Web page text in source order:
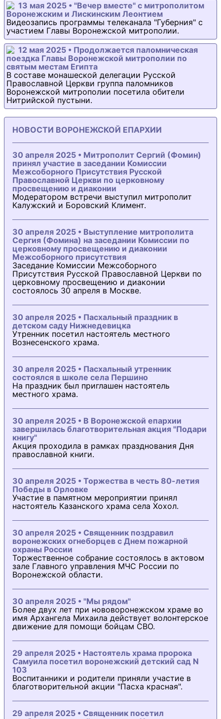
13 мая 2025 • "Вечер вместе" с митрополитом
Воронежским и Лискинским Леонтием
Видеозапись программы телеканала "Губерния" с
участием Главы Воронежской митрополии.
12 мая 2025 • Продолжается паломническая
поездка Главы Воронежской митрополии по
святым местам Египта
В составе монашеской делегации Русской
Православной Церкви группа паломников
Воронежской митрополии посетила обители
Нитрийской пустыни.
НОВОСТИ ВОРОНЕЖСКОЙ ЕПАРХИИ
30 апреля 2025 • Митрополит Сергий (Фомин)
принял участие в заседании Комиссии
Межсоборного Присутствия Русской
Православной Церкви по церковному
просвещению и диаконии
Модератором встречи выступил митрополит
Калужский и Боровский Климент.
30 апреля 2025 • Выступление митрополита
Сергия (Фомина) на заседании Комиссии по
церковному просвещению и диаконии
Межсоборного присутствия
Заседание Комиссии Межсоборного
Присутствия Русской Православной Церкви по
церковному просвещению и диаконии
состоялось 30 апреля в Москве.
30 апреля 2025 • Пасхальный праздник в
детском саду Нижнедевицка
Утренник посетил настоятель местного
Вознесенского храма.
30 апреля 2025 • Пасхальный утренник
состоялся в школе села Першино
На праздник был приглашен настоятель
местного храма.
30 апреля 2025 • В Воронежской епархии
завершилась благотворительная акция "Подари
книгу"
Акция проходила в рамках празднования Дня
православной книги.
30 апреля 2025 • Торжества в честь 80-летия
Победы в Орловке
Участие в памятном мероприятии принял
настоятель Казанского храма села Хохол.
30 апреля 2025 • Священник поздравил
воронежских огнеборцев с Днем пожарной
охраны России
Торжественное собрание состоялось в актовом
зале Главного управления МЧС России по
Воронежской области.
30 апреля 2025 • "Мы рядом"
Более двух лет при нововоронежском храме во
имя Архангела Михаила действует волонтерское
движение для помощи бойцам СВО.
29 апреля 2025 • Настоятель храма пророка
Самуила посетил воронежский детский сад N
103
Воспитанники и родители приняли участие в
благотворительной акции "Пасха красная".
29 апреля 2025 • Священник посетил